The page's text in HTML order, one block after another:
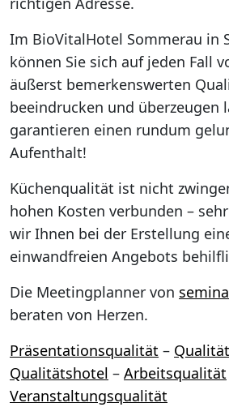
Im BioVitalHotel Sommerau in
können Sie sich auf jeden Fall
äußerst bemerkenswerten
beeindrucken und überzeugen
garantieren einen rundum
Aufenthalt!
Küchenqualität ist nicht
hohen Kosten verbunden –
wir Ihnen bei der Erstellung
einwandfreien Angebots
Die Meetingplanner von
beraten von Herzen.
Präsentationsqualität –
Qualitätshotel – Arbeitsqualität
Veranstaltungsqualität